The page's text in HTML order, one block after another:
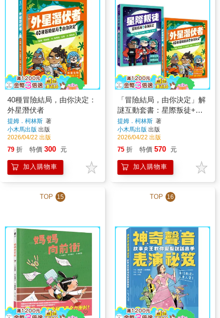
40種冒險結局，由你決定：
外星潛伏者
提姆．柯林斯 著
小木馬出版 出版
2026/04/22 出版
79 折 特價 300 元
加入購物車
「冒險結局，由你決定」解
謎互動套書：星際叛徒+外
星潛伏者(共兩冊)
提姆．柯林斯 著
小木馬出版 出版
2026/04/22 出版
75 折 特價 570 元
加入購物車
TOP 15 TOP 16